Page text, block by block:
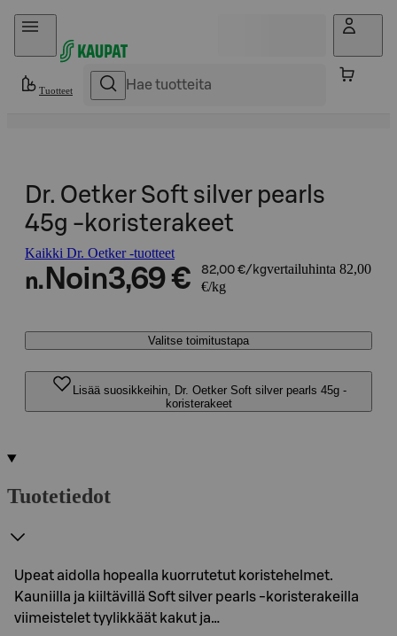
Hyppää sisältöön
Tuotteet
Dr. Oetker Soft silver pearls
45g -koristerakeet
Kaikki Dr. Oetker -tuotteet
n. Noin3,69 € 82,00 €/kgvertailuhinta 82,00
€/kg
Valitse toimitustapa
Lisää suosikkeihin, Dr. Oetker Soft silver pearls 45g -
koristerakeet
Tuotetiedot
Upeat aidolla hopealla kuorrutetut koristehelmet.
Kauniilla ja kiiltävillä Soft silver pearls -koristerakeilla
viimeistelet tyylikkäät kakut ja…